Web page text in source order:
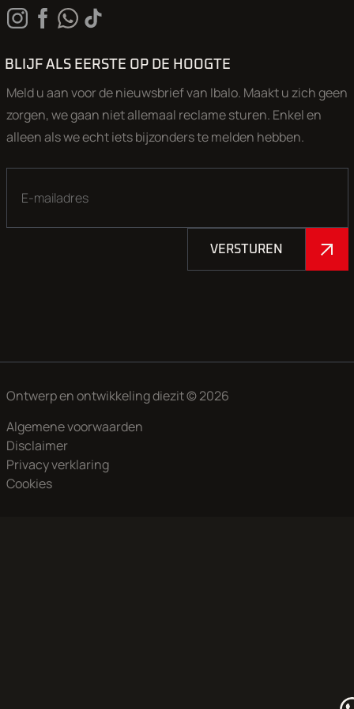
Aan onze advertenties is de grootst mogelijke zorg besteed,
BLIJF ALS EERSTE OP DE HOOGTE
Meld u aan voor de nieuwsbrief van Ibalo. Maakt u zich geen
zorgen, we gaan niet allemaal reclame sturen. Enkel en
alleen als we echt iets bijzonders te melden hebben.
VERSTUREN
Ontwerp en ontwikkelingdiezit© 2026
Algemene voorwaarden
Disclaimer
Privacy verklaring
Cookies